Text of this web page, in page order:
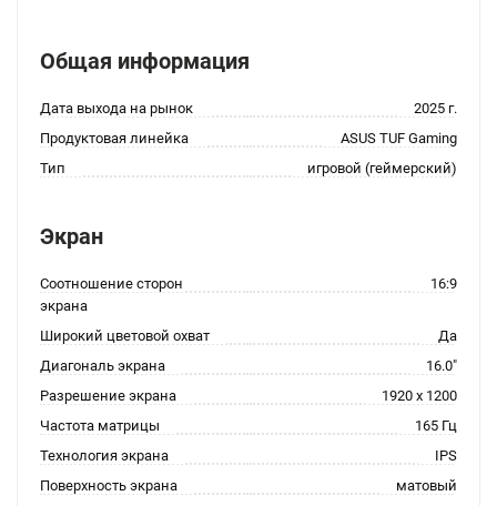
Общая информация
Дата выхода на рынок
2025 г.
Продуктовая линейка
ASUS TUF Gaming
Тип
игровой (геймерский)
Экран
Соотношение сторон
экрана
16:9
Широкий цветовой охват
Да
Диагональ экрана
16.0"
Разрешение экрана
1920 x 1200
Частота матрицы
165 Гц
Технология экрана
IPS
Поверхность экрана
матовый